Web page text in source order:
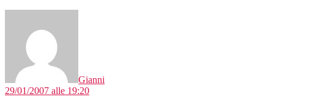
Gianni
29/01/2007 alle 19:20